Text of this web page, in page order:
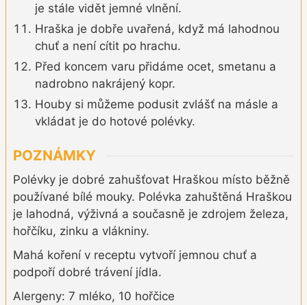
je stále vidět jemné vlnění.
Hraška je dobře uvařená, když má lahodnou
chuť a není cítit po hrachu.
Před koncem varu přidáme ocet, smetanu a
nadrobno nakrájený kopr.
Houby si můžeme podusit zvlášť na másle a
vkládat je do hotové polévky.
POZNÁMKY
Polévky je dobré zahušťovat Hraškou místo běžně
používané bílé mouky. Polévka zahuštěná Hraškou
je lahodná, výživná a současně je zdrojem železa,
hořčíku, zinku a vlákniny.
Mahá koření v receptu vytvoří jemnou chuť a
podpoří dobré trávení jídla.
Alergeny: 7 mléko, 10 hořčice